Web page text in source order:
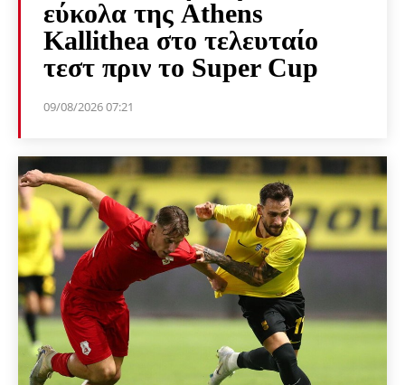
εύκολα της Athens
Kallithea στο τελευταίο
τεστ πριν το Super Cup
09/08/2026 07:21